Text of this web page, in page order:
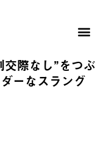
交際なし”をつぶ
ーなスラング